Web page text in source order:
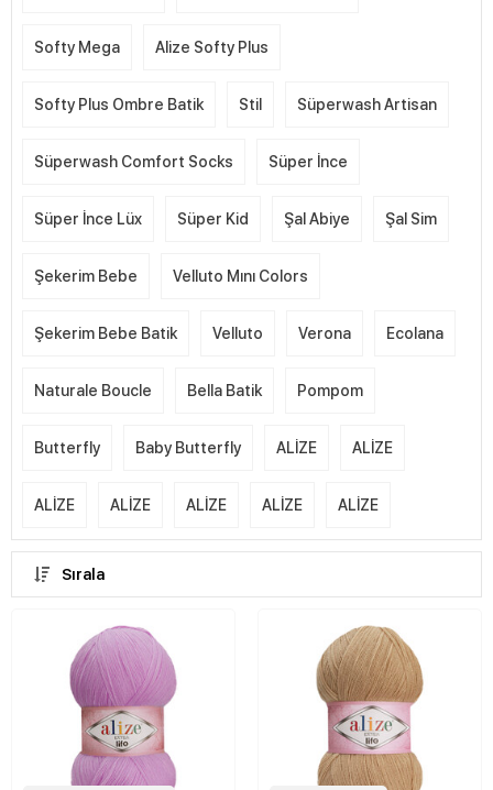
Softy Mega Alize Softy Plus
Softy Plus Ombre Batik Stil Süperwash Artisan
Süperwash Comfort Socks Süper İnce
Süper İnce Lüx Süper Kid Şal Abiye Şal Sim
Şekerim Bebe Velluto Mını Colors
Şekerim Bebe Batik Velluto Verona Ecolana
Naturale Boucle Bella Batik Pompom
Butterfly Baby Butterfly ALİZE ALİZE
ALİZE ALİZE ALİZE ALİZE ALİZE
Sırala